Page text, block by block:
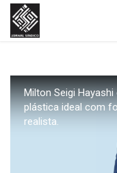
Milton Seigi
plástica ideal com
realista.